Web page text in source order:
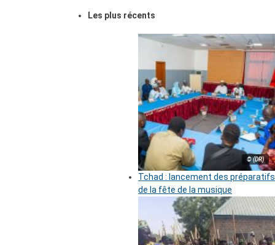
Les plus récents
© (DR)
Tchad : lancement des préparatifs
de la fête de la musique